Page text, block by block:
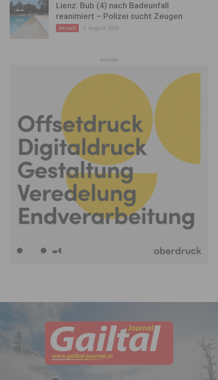
Lienz: Bub (4) nach Badeunfall
reanimiert – Polizei sucht Zeugen
Aktuell 7. August 2026
Anzeige